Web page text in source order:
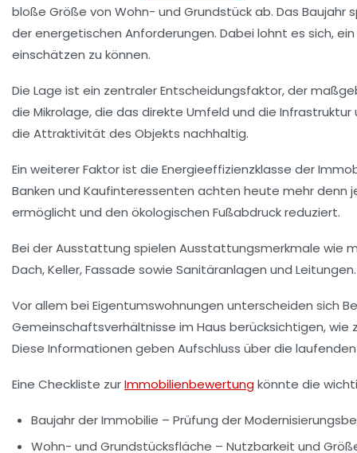
bloße Größe von Wohn- und Grundstück ab. Das
der energetischen Anforderungen. Dabei lohnt es sich,
einschätzen zu können.
Die Lage ist ein zentraler Entscheidungsfaktor, der
die Mikrolage, die das direkte Umfeld und die
die Attraktivität des Objekts nachhaltig.
Ein weiterer Faktor ist die Energieeffizienzklasse der
Banken und Kaufinteressenten achten heute mehr denn
ermöglicht und den ökologischen Fußabdruck reduziert.
Bei der Ausstattung spielen Ausstattungsmerkmale wie
Dach, Keller, Fassade sowie Sanitäranlagen und
Vor allem bei Eigentumswohnungen unterscheiden sich
Gemeinschaftsverhältnisse im Haus berücksichtigen,
Diese Informationen geben Aufschluss über die
Eine Checkliste zurImmobilienbewertungkönnte die
Baujahr der Immobilie – Prüfung der
Wohn- und Grundstücksfläche – Nutzbarkeit und